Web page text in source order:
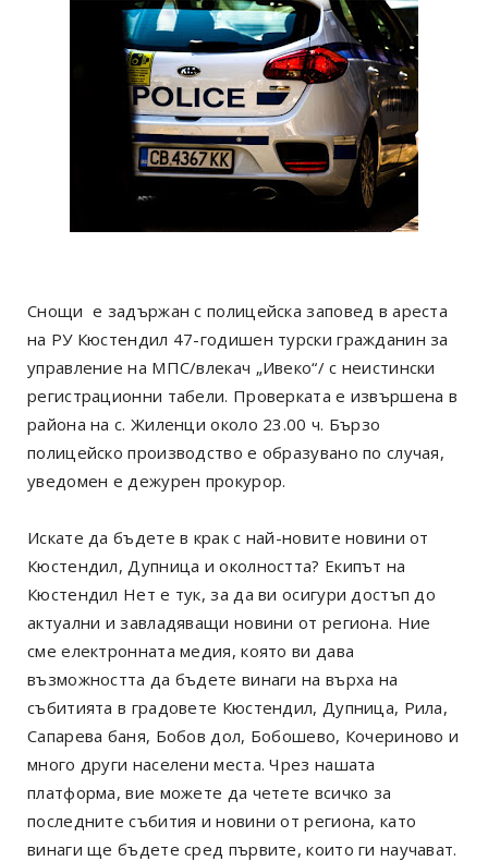
Снощи е задържан с полицейска заповед в ареста
на РУ Кюстендил 47-годишен турски гражданин за
управление на МПС/влекач „Ивеко“/ с неистински
регистрационни табели. Проверката е извършена в
района на с. Жиленци около 23.00 ч. Бързо
полицейско производство е образувано по случая,
уведомен е дежурен прокурор.
Искате да бъдете в крак с най-новите новини от
Кюстендил, Дупница и околността? Екипът на
Кюстендил Нет е тук, за да ви осигури достъп до
актуални и завладяващи новини от региона. Ние
сме електронната медия, която ви дава
възможността да бъдете винаги на върха на
събитията в градовете Кюстендил, Дупница, Рила,
Сапарева баня, Бобов дол, Бобошево, Кочериново и
много други населени места. Чрез нашата
платформа, вие можете да четете всичко за
последните събития и новини от региона, като
винаги ще бъдете сред първите, които ги научават.